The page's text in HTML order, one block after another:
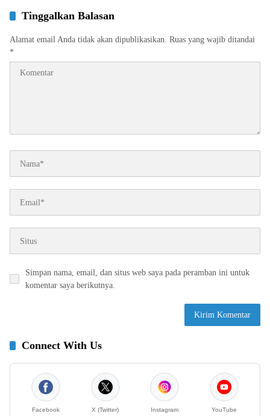
Tinggalkan Balasan
Alamat email Anda tidak akan dipublikasikan. Ruas yang wajib ditandai
*
Simpan nama, email, dan situs web saya pada peramban ini untuk
komentar saya berikutnya.
Connect With Us
Facebook X (Twitter) Instagram YouTube